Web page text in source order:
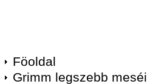
Föoldal
Grimm legszebb meséi